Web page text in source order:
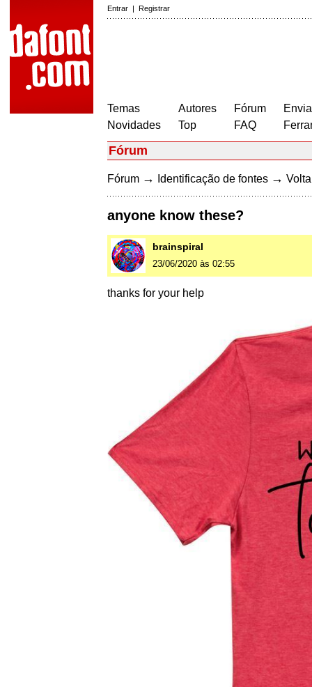
Entrar | Registrar
Temas
Novidades
Autores
Top
Fórum
FAQ
Fórum
Fórum → Identificação de fontes →
anyone know these?
brainspiral
23/06/2020 às 02:55
thanks for your help